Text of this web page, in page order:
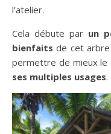
l’atelier.
Cela débute par un
bienfaits de cet
permettre de mieux
ses multiples usages.